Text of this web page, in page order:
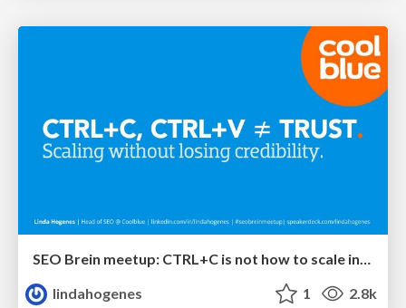
SEO Brein meetup: CTRL+C is not how to scale international SEO
lindahogenes
1 2.8k